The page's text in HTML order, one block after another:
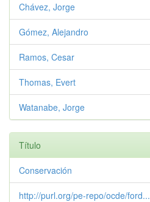
Chávez, Jorge
Gómez, Alejandro
Ramos, Cesar
Thomas, Evert
Watanabe, Jorge
Título
Conservación
http://purl.org/pe-repo/ocde/ford...